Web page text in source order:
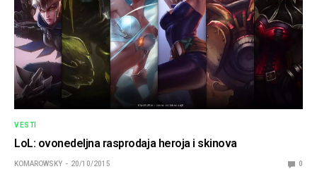
VESTI
LoL: ovonedeljna rasprodaja heroja i skinova
KOMAROWSKY 20/10/2015 0